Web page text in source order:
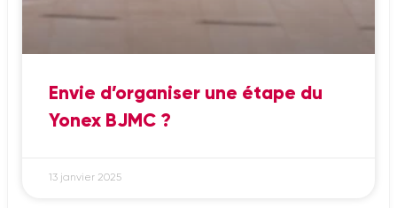
Envie d’organiser une étape du
Yonex BJMC ?
13 janvier 2025